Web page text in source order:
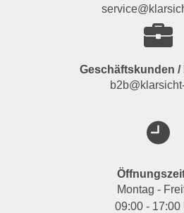
Geschäftskunden /
Montag -
09:00 - 17:00